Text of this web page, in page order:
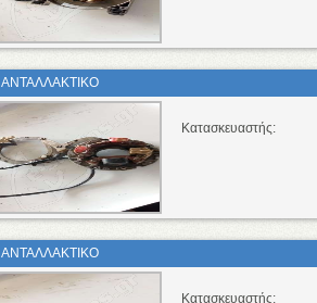
ΑΝΤΑΛΛΑΚΤΙΚΟ
Κατασκευαστής:
ΑΝΤΑΛΛΑΚΤΙΚΟ
Κατασκευαστής: